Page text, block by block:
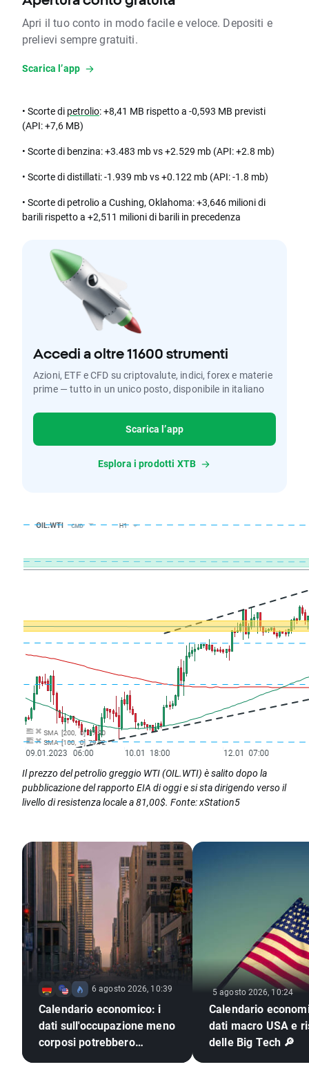
Apri il tuo conto in modo facile e veloce. Depositi e
prelievi sempre gratuiti.
Scarica l’app
• Scorte di petrolio: +8,41 MB rispetto a -0,593 MB previsti
(API: +7,6 MB)
• Scorte di benzina: +3.483 mb vs +2.529 mb (API: +2.8 mb)
• Scorte di distillati: -1.939 mb vs +0.122 mb (API: -1.8 mb)
• Scorte di petrolio a Cushing, Oklahoma: +3,646 milioni di
barili rispetto a +2,511 milioni di barili in precedenza
Accedi a oltre 11600 strumenti
Azioni, ETF e CFD su criptovalute, indici, forex e materie
prime — tutto in un unico posto, disponibile in italiano
Scarica l’app
Esplora i prodotti XTB
Il prezzo del petrolio greggio WTI (OIL.WTI) è salito dopo la
pubblicazione del rapporto EIA di oggi e si sta dirigendo verso il
livello di resistenza locale a 81,00$. Fonte: xStation5
6 agosto 2026, 10:39
Calendario economico: i
dati sull'occupazione meno
corposi potrebbero
5 agosto 2026, 10:24
Calendario
dati macro USA e
delle Big Tech 🔎